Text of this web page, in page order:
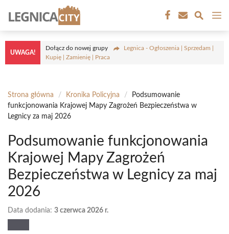
treści
UWAGA!
Dołącz do nowej grupy
Legnica - Ogłoszenia | Sprzedam |
Kupię | Zamienię | Praca
Strona główna / Kronika Policyjna /
Podsumowanie
funkcjonowania Krajowej Mapy Zagrożeń Bezpieczeństwa w
Legnicy za maj 2026
Podsumowanie funkcjonowania
Krajowej Mapy Zagrożeń
Bezpieczeństwa w Legnicy za maj
2026
Data dodania: 3 czerwca 2026 r.